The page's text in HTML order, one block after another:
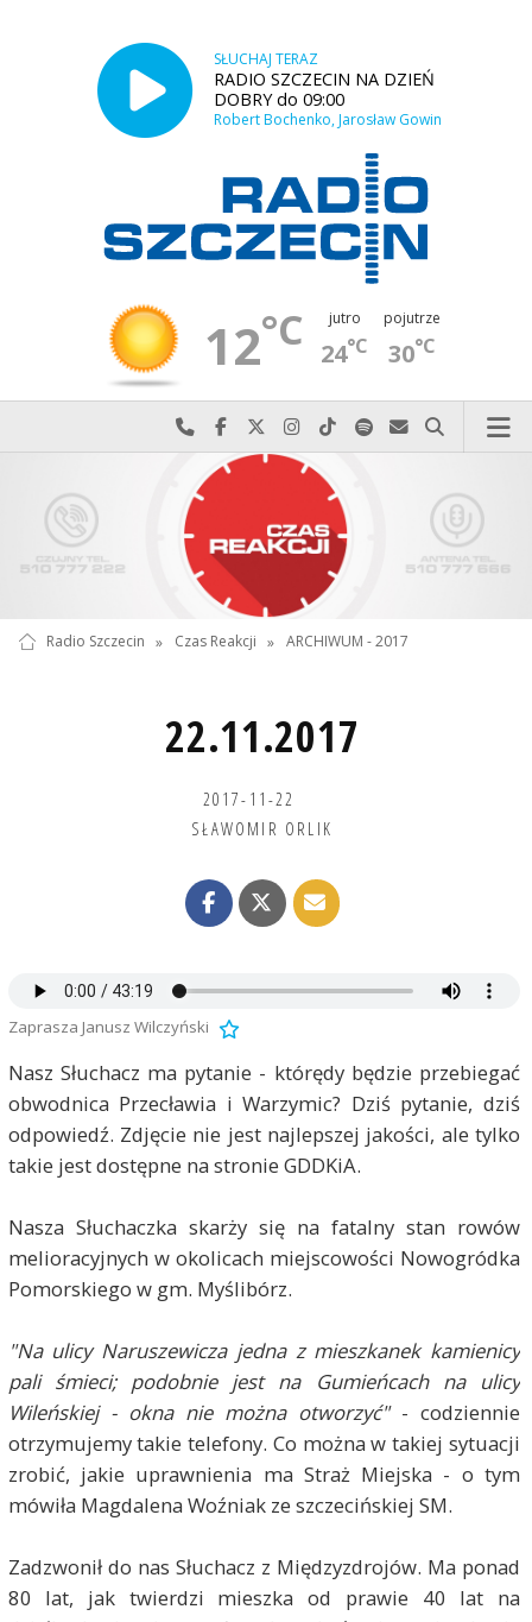
SŁUCHAJ TERAZ
RADIO SZCZECIN NA DZIEŃ
DOBRY do 09:00
Robert Bochenko, Jarosław Gowin
12°C jutro
24°C
pojutrze
30°C
Najlepiej po prostu do nas zadzwoń
Odwiedź nas na Facebook-u
Odwiedź nas na X
Odwiedź nas na Instagram-ie
Odwiedź nas na TikTok-u
Szukaj nas na Spotify
Wyślij do nas
Szukaj
Radio Szczecin » Czas Reakcji » ARCHIWUM - 2017
22.11.2017
2017-11-22
SŁAWOMIR ORLIK
Zaprasza Janusz Wilczyński
Nasz Słuchacz ma pytanie - którędy będzie przebiegać
obwodnica Przecławia i Warzymic? Dziś pytanie, dziś
odpowiedź. Zdjęcie nie jest najlepszej jakości, ale tylko
takie jest dostępne na stronie GDDKiA.
Nasza Słuchaczka skarży się na fatalny stan rowów
melioracyjnych w okolicach miejscowości Nowogródka
Pomorskiego w gm. Myślibórz.
"Na ulicy Naruszewicza jedna z mieszkanek kamienicy
pali śmieci; podobnie jest na Gumieńcach na ulicy
Wileńskiej - okna nie można otworzyć"- codziennie
otrzymujemy takie telefony. Co można w takiej sytuacji
zrobić, jakie uprawnienia ma Straż Miejska - o tym
mówiła Magdalena Woźniak ze szczecińskiej SM.
Zadzwonił do nas Słuchacz z Międzyzdrojów. Ma ponad
80 lat, jak twierdzi mieszka od prawie 40 lat na